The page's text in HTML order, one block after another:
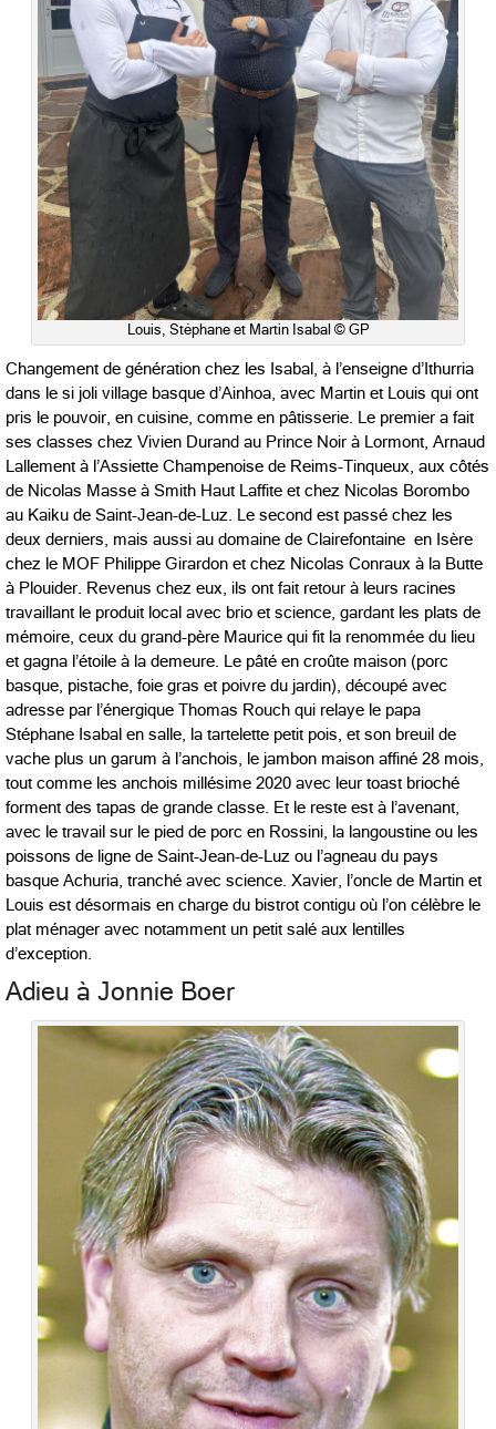
Louis, Stéphane et Martin Isabal © GP
Changement de génération chez les Isabal, à l’enseigne d’Ithurria
dans le si joli village basque d’Ainhoa, avec Martin et Louis qui ont
pris le pouvoir, en cuisine, comme en pâtisserie. Le premier a fait
ses classes chez Vivien Durand au Prince Noir à Lormont, Arnaud
Lallement à l’Assiette Champenoise de Reims-Tinqueux, aux côtés
de Nicolas Masse à Smith Haut Laffite et chez Nicolas Borombo
au Kaiku de Saint-Jean-de-Luz. Le second est passé chez les
deux derniers, mais aussi au domaine de Clairefontaine en Isère
chez le MOF Philippe Girardon et chez Nicolas Conraux à la Butte
à Plouider. Revenus chez eux, ils ont fait retour à leurs racines
travaillant le produit local avec brio et science, gardant les plats de
mémoire, ceux du grand-père Maurice qui fit la renommée du lieu
et gagna l’étoile à la demeure. Le pâté en croûte maison (porc
basque, pistache, foie gras et poivre du jardin), découpé avec
adresse par l’énergique Thomas Rouch qui relaye le papa
Stéphane Isabal en salle, la tartelette petit pois, et son breuil de
vache plus un garum à l’anchois, le jambon maison affiné 28 mois,
tout comme les anchois millésime 2020 avec leur toast brioché
forment des tapas de grande classe. Et le reste est à l’avenant,
avec le travail sur le pied de porc en Rossini, la langoustine ou les
poissons de ligne de Saint-Jean-de-Luz ou l’agneau du pays
basque Achuria, tranché avec science. Xavier, l’oncle de Martin et
Louis est désormais en charge du bistrot contigu où l’on célèbre le
plat ménager avec notamment un petit salé aux lentilles
d’exception.
Adieu à Jonnie Boer